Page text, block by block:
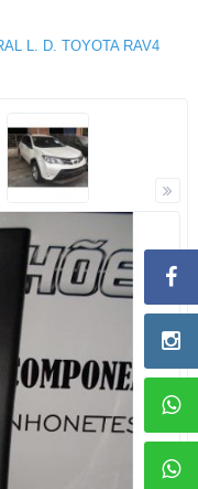
L. D. TOYOTA RAV4